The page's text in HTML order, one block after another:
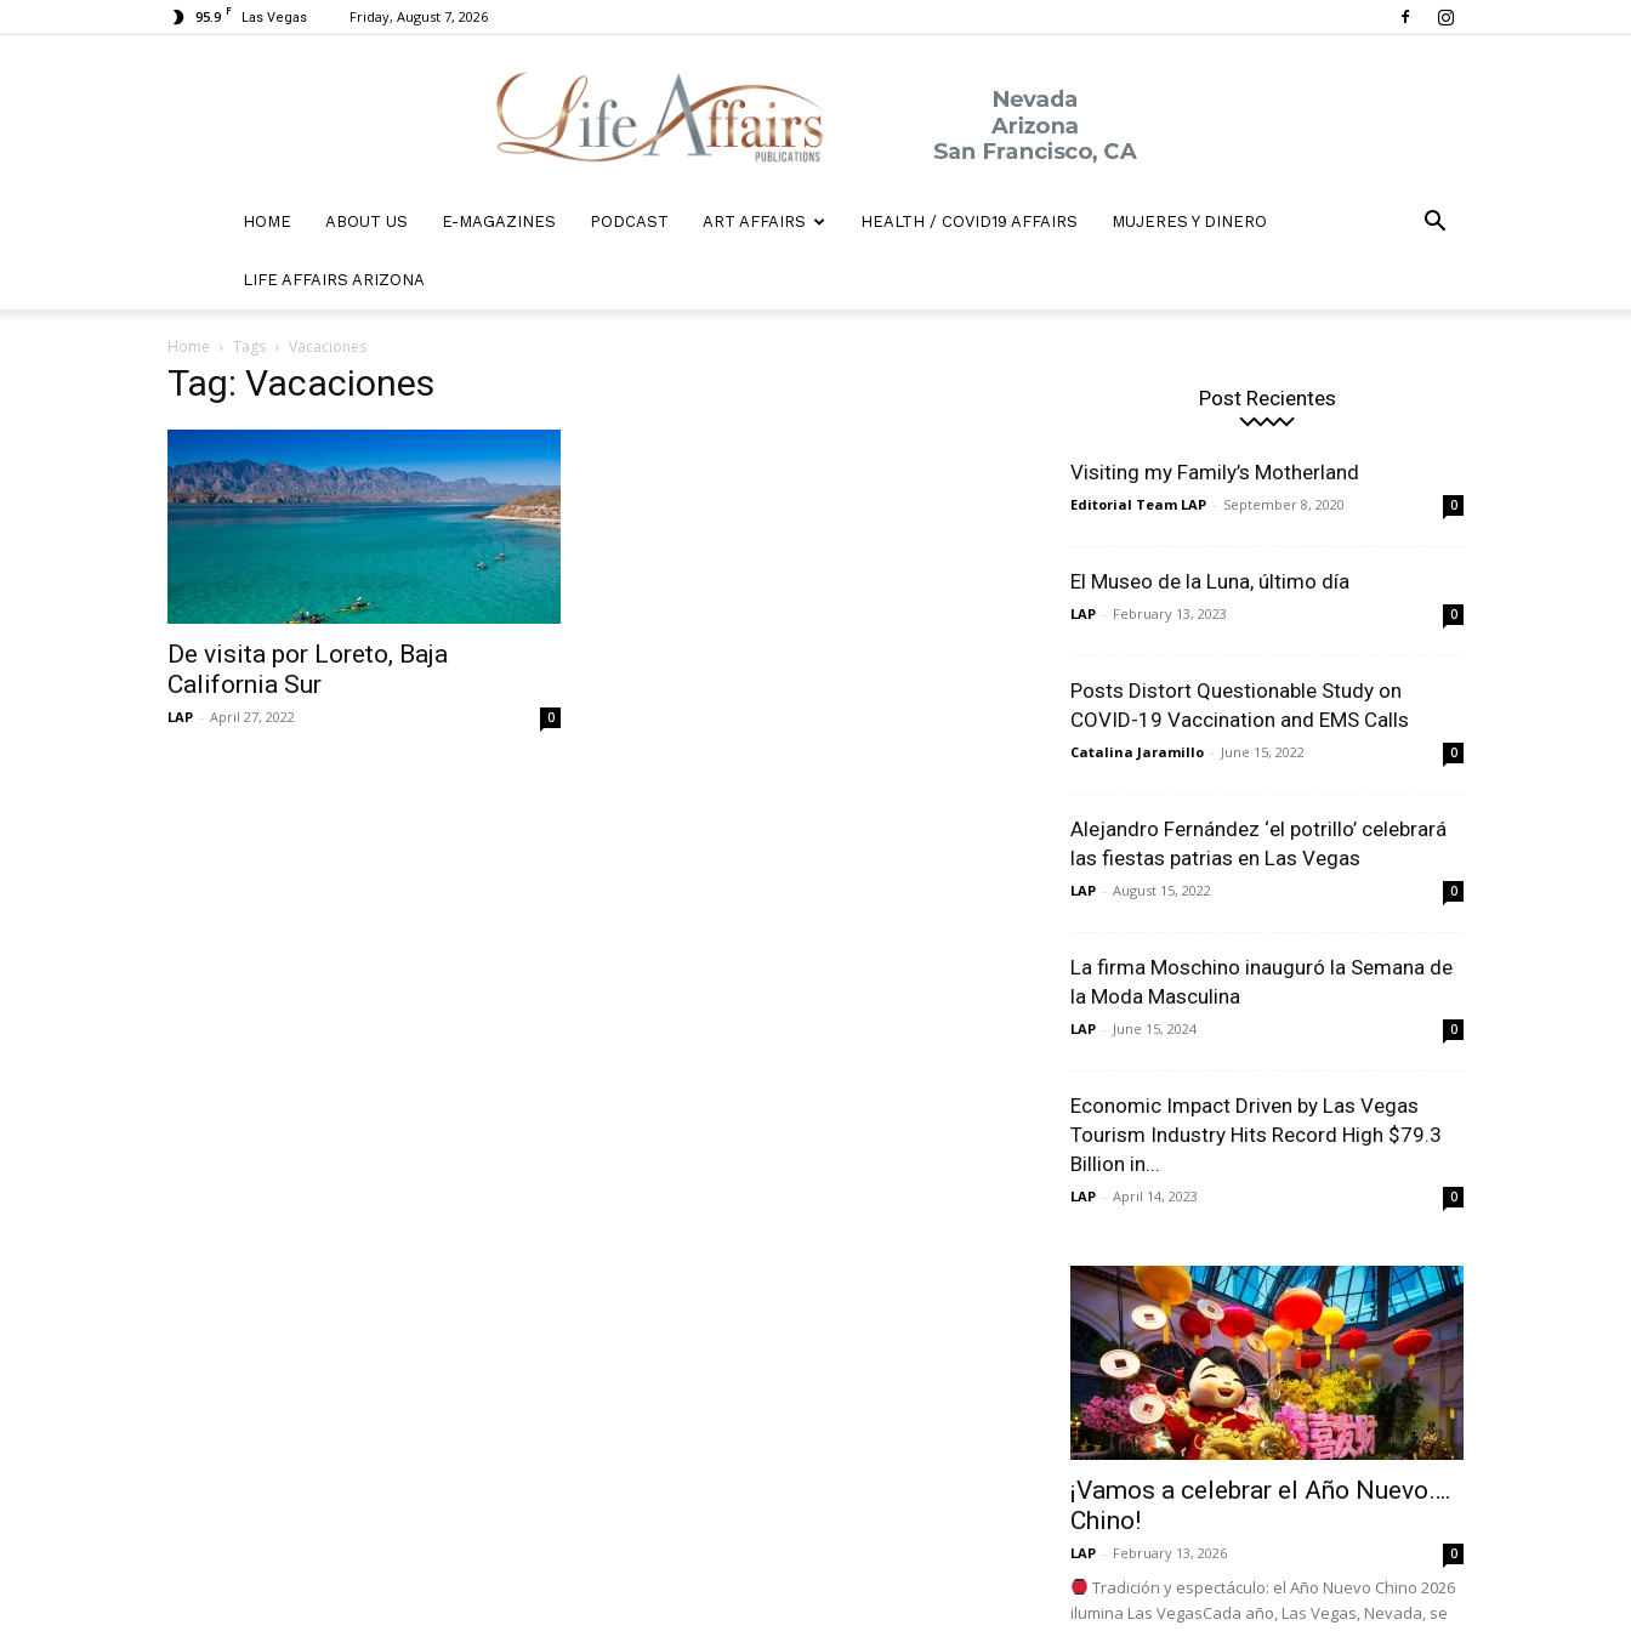
95.9 F Las Vegas Friday, August 7, 2026
HOME ABOUT US E-MAGAZINES PODCAST ART AFFAIRS HEALTH / COVID19 AFFAIRS MUJERES Y DINERO
LIFE AFFAIRS ARIZONA
Home Tags Vacaciones
Tag: Vacaciones
De visita por Loreto, Baja
California Sur
LAP - April 27, 2022 0
Post Recientes
Visiting my Family’s Motherland
Editorial Team LAP - September 8, 2020 0
El Museo de la Luna, último día
LAP - February 13, 2023 0
Posts Distort Questionable Study on
COVID-19 Vaccination and EMS Calls
Catalina Jaramillo - June 15, 2022 0
Alejandro Fernández ‘el potrillo’ celebrará
las fiestas patrias en Las Vegas
LAP - August 15, 2022 0
La firma Moschino inauguró la Semana de
la Moda Masculina
LAP - June 15, 2024 0
Economic Impact Driven by Las Vegas
Tourism Industry Hits Record High $79.3
Billion in...
LAP - April 14, 2023 0
¡Vamos a celebrar el Año Nuevo….
Chino!
LAP - February 13, 2026 0
Tradición y espectáculo: el Año Nuevo Chino 2026
ilumina Las VegasCada año, Las Vegas, Nevada, se